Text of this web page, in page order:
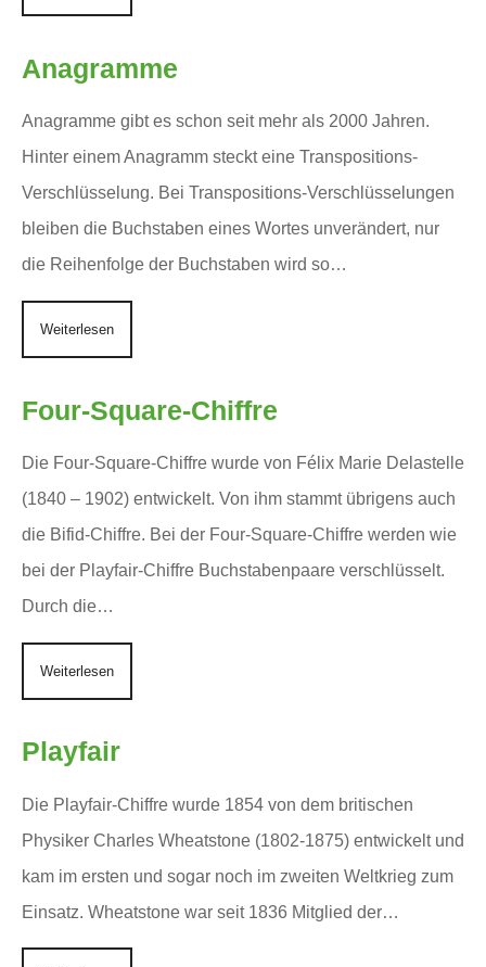
Anagramme
Anagramme gibt es schon seit mehr als 2000 Jahren.
Hinter einem Anagramm steckt eine Transpositions-
Verschlüsselung. Bei Transpositions-Verschlüsselungen
bleiben die Buchstaben eines Wortes unverändert, nur
die Reihenfolge der Buchstaben wird so…
Weiterlesen
Four-Square-Chiffre
Die Four-Square-Chiffre wurde von Félix Marie Delastelle
(1840 – 1902) entwickelt. Von ihm stammt übrigens auch
die Bifid-Chiffre. Bei der Four-Square-Chiffre werden wie
bei der Playfair-Chiffre Buchstabenpaare verschlüsselt.
Durch die…
Weiterlesen
Playfair
Die Playfair-Chiffre wurde 1854 von dem britischen
Physiker Charles Wheatstone (1802-1875) entwickelt und
kam im ersten und sogar noch im zweiten Weltkrieg zum
Einsatz. Wheatstone war seit 1836 Mitglied der…